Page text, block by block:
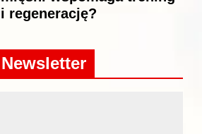
i regenerację?
Newsletter